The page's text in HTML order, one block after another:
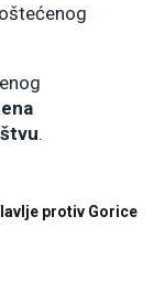
.
protiv Gorice